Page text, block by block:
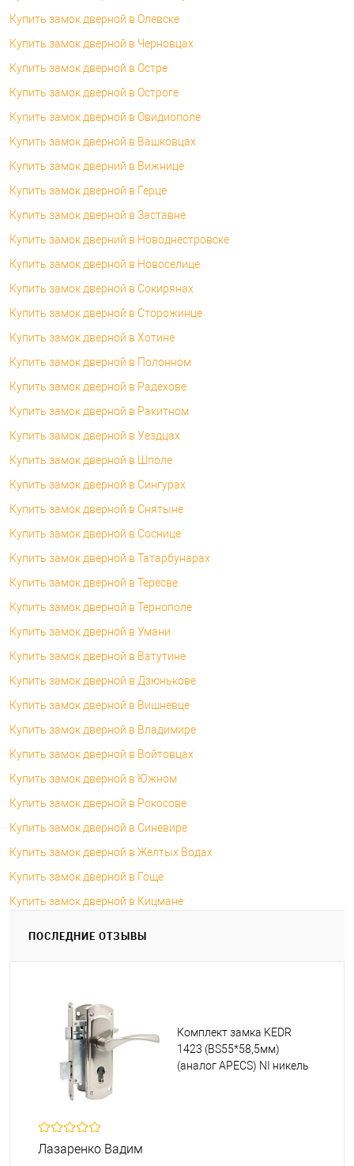
Купить замок дверной в Олевске
Купить замок дверной в Черновцах
Купить замок дверной в Остре
Купить замок дверной в Остроге
Купить замок дверной в Овидиополе
Купить замок дверной в Вашковцах
Купить замок дверний в Вижнице
Купить замок дверной в Герце
Купить замок дверной в Заставне
Купить замок дверний в Новоднестровске
Купить замок дверной в Новоселице
Купить замок дверной в Сокирянах
Купить замок дверной в Сторожинце
Купить замок дверной в Хотине
Купить замок дверной в Полонном
Купить замок дверной в Радехове
Купить замок дверной в Ракитном
Купить замок дверной в Уездцах
Купить замок дверной в Шполе
Купить замок дверной в Сингурах
Купить замок дверной в Снятыне
Купить замок дверной в Соснице
Купить замок дверной в Татарбунарах
Купить замок дверной в Тересве
Купить замок дверной в Тернополе
Купить замок дверной в Умани
Купить замок дверной в Ватутине
Купить замок дверной в Дзюнькове
Купить замок дверной в Вишневце
Купить замок дверной в Владимире
Купить замок дверной в Войтовцах
Купить замок дверной в Южном
Купить замок дверной в Рокосове
Купить замок дверной в Синевире
Купить замок дверной в Желтых Водах
Купить замок дверной в Гоще
Купить замок дверной в Кицмане
ПОСЛЕДНИЕ ОТЗЫВЫ
Комплект замка KEDR
1423 (BS55*58,5мм)
(аналог APECS) NI никель
Лазаренко Вадим